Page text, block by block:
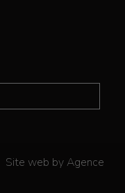
Site web by Agence